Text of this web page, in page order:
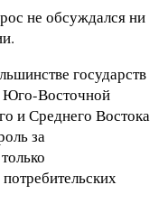
не обсуждался ни
государств
Юго-Восточной
и Среднего Востока
за